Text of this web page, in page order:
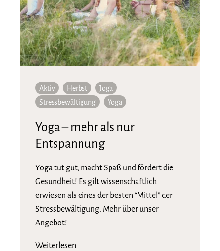
Aktiv Herbst
Joga
Stressbewältigung
Yoga
Yoga – mehr als nur
Entspannung
Yoga tut gut, macht Spaß und fördert die
Gesundheit! Es gilt wissenschaftlich
erwiesen als eines der besten “Mittel” der
Stressbewältigung. Mehr über unser
Angebot!
Weiterlesen